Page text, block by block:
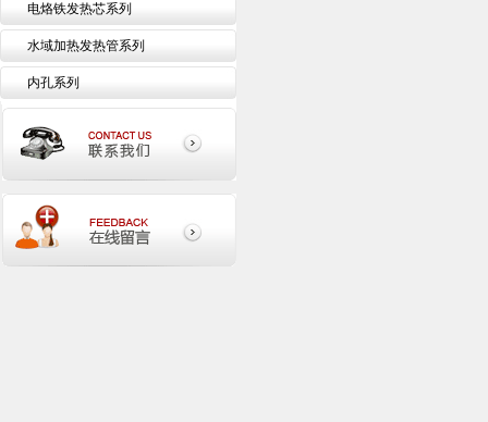
电烙铁发热芯系列
水域加热发热管系列
内孔系列